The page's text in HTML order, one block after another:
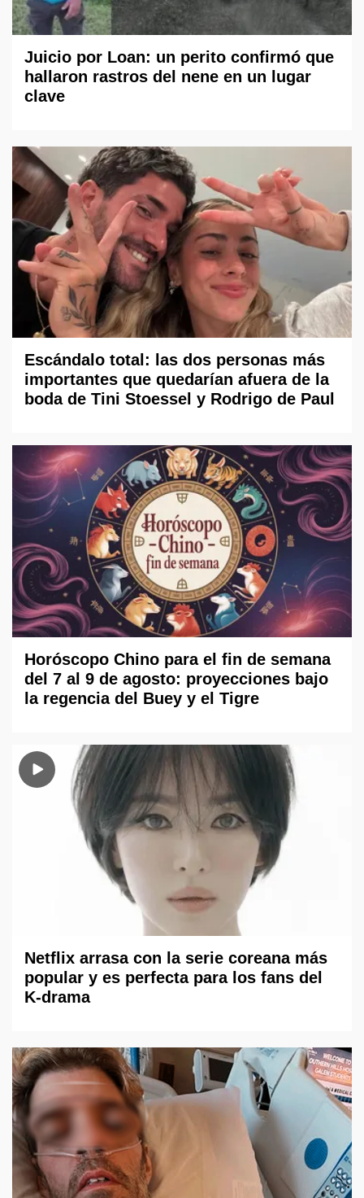
Juicio por Loan: un perito confirmó que
hallaron rastros del nene en un lugar
clave
Escándalo total: las dos personas más
importantes que quedarían afuera de la
boda de Tini Stoessel y Rodrigo de Paul
Horóscopo Chino para el fin de semana
del 7 al 9 de agosto: proyecciones bajo
la regencia del Buey y el Tigre
Netflix arrasa con la serie coreana más
popular y es perfecta para los fans del
K-drama